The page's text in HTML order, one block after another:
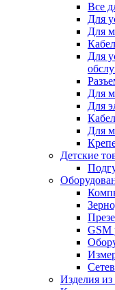
Все
Для
Для
Для
Для
Для
Для
Детские
GSM
Изделия